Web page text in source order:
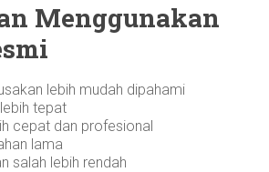
Menggunakan
lebih mudah dipahami
tepat
cepat dan profesional
lama
salah lebih rendah